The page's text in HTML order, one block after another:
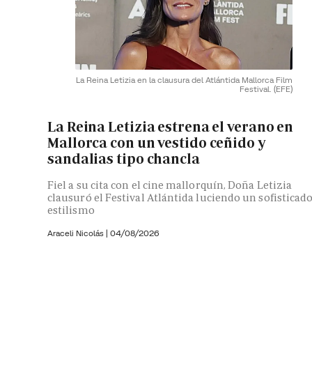
La Reina Letizia en la clausura del Atlántida Mallorca Film
Festival. (EFE)
La Reina Letizia estrena el verano en
Mallorca con un vestido ceñido y
sandalias tipo chancla
Fiel a su cita con el cine mallorquín, Doña Letizia
clausuró el Festival Atlántida luciendo un
estilismo
Araceli Nicolás | 04/08/2026